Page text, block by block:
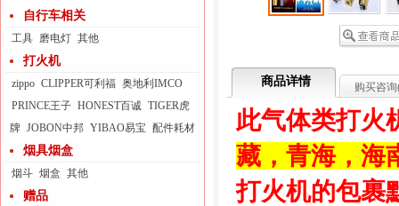
自行车相关
工具 磨电灯 其他
打火机
zippo CLIPPER可利福 奥地利IMCO
PRINCE王子 HONEST百诚 TIGER虎
牌 JOBON中邦 YIBAO易宝 配件耗材
烟具烟盒
烟斗 烟盒 其他
赠品
商品详情 购买咨询
此气体类打火
藏，青海，海
打火机的包裹